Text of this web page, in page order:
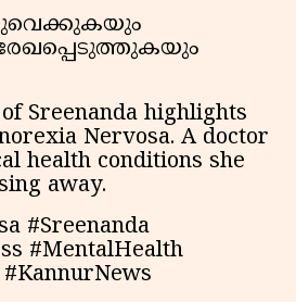
Sreenanda highlights
Nervosa. A doctor
health conditions she
away.
#Sreenanda
#MentalHealth